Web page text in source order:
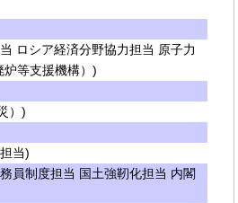
ロシア経済分野協力担当 原子力
等支援機構）)
）)
当)
員制度担当 国土強靭化担当 内閣